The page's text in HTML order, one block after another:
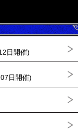
日開催)
日開催)